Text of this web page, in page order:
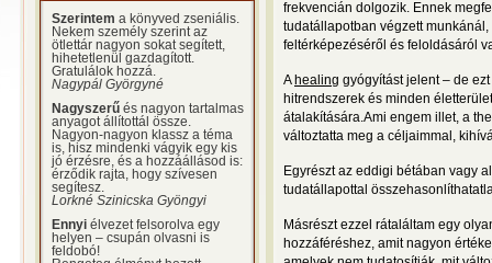
Szerintem a könyved zseniális.
Nekem személy szerint az
ötlettár nagyon sokat segített,
hihetetlenül gazdagított.
Gratulálok hozzá.
Nagypál Györgyné
Nagyszerű és nagyon tartalmas
anyagot állítottál össze.
Nagyon-nagyon klassz a téma
is, hisz mindenki vágyik egy kis
jó érzésre, és a hozzáállásod is:
érződik rajta, hogy szívesen
segítesz.
Lorkné Szinicska Gyöngyi
Ennyi élvezet felsorolva egy
helyen – csupán olvasni is
feldobó!
frekvencián dolgozik. Ennek
tudatállapotban végzett
feltérképezéséről és feloldásáról
A healing gyógyítást jelent – de
hitrendszerek és minden
átalakítására. Ami engem illet, a
változtatta meg a céljaimmal,
Egyrészt az eddigi bétában vagy
tudatállapottal
Másrészt ezzel rátaláltam egy
hozzáféréshez, amit nagyon